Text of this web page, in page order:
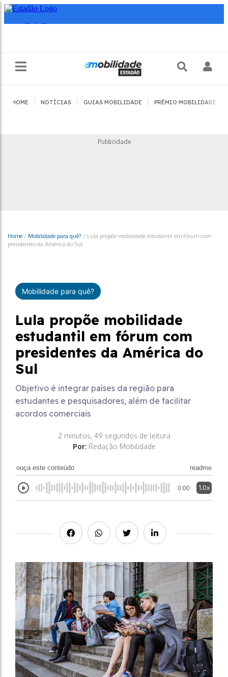
HOME NOTÍCIAS GUIAS MOBILIDADE PRÊMIO MOBILIDADE
Publicidade
Home / Mobilidade para quê? / Lula propõe mobilidade estudantil em fórum com
presidentes da América do Sul
Mobilidade para quê?
Lula propõe mobilidade
estudantil em fórum com
presidentes da América do
Sul
Objetivo é integrar países da região para
estudantes e pesquisadores, além de facilitar
acordos comerciais
2 minutos, 49 segundos de leitura
Por: Redação Mobilidade
ouça este conteúdo readme
0:00 1.0x